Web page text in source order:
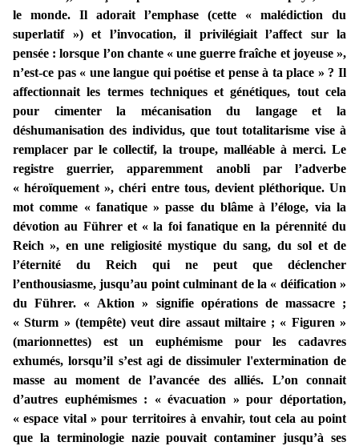
le monde. Il adorait l’emphase (cette « malédiction du
superlatif ») et l’invocation, il privilégiait l’affect sur la
pensée : lorsque l’on chante « une guerre fraîche et joyeuse »,
n’est-ce pas « une langue qui poétise et pense à ta place » ? Il
affectionnait les termes techniques et génétiques, tout cela
pour cimenter la mécanisation du langage et la
déshumanisation des individus, que tout totalitarisme vise à
remplacer par le collectif, la troupe, malléable à merci. Le
registre guerrier, apparemment anobli par l’adverbe
« héroïquement », chéri entre tous, devient pléthorique. Un
mot comme « fanatique » passe du blâme à l’éloge, via la
dévotion au Führer et « la foi fanatique en la pérennité du
Reich », en une religiosité mystique du sang, du sol et de
l’éternité du Reich qui ne peut que déclencher
l’enthousiasme, jusqu’au point culminant de la « déification »
du Führer. « Aktion » signifie opérations de massacre ;
« Sturm » (tempête) veut dire assaut miltaire ; « Figuren »
(marionnettes) est un euphémisme pour les cadavres
exhumés, lorsqu’il s’est agi de dissimuler l'extermination de
masse au moment de l’avancée des alliés. L’on connait
d’autres euphémismes : « évacuation » pour déportation,
« espace vital » pour territoires à envahir, tout cela au point
que la terminologie nazie pouvait contaminer jusqu’à ses